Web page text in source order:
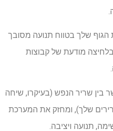
הגוף שלך בטווח תנועה מסובך
מודעת של קבוצות
שריר הנפש (בעיקרו, שיחה
שלך), ומחזק את המערכת
תנועה ויציבה.